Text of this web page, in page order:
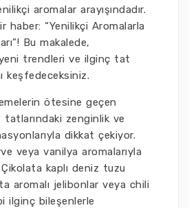
aromalar arayışındadır.
haber: “Yenilikçi Aromalarla
Bu makalede,
trendleri ve ilginç tat
keşfedeceksiniz.
ötesine geçen
tatlarındaki zenginlik ve
dikkat çekiyor.
veya vanilya aromalarıyla
Çikolata kaplı deniz tuzu
aromalı jelibonlar veya chili
ilginç bileşenlerle